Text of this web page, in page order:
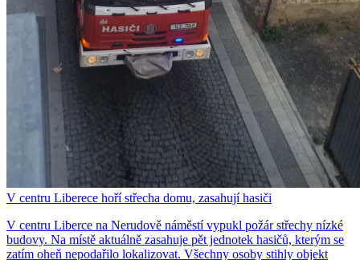
V centru Liberece hoří střecha domu, zasahují hasiči
V centru Liberce na Nerudově náměstí vypukl požár střechy nízké
budovy. Na místě aktuálně zasahuje pět jednotek hasičů, kterým se
zatím oheň nepodařilo lokalizovat. Všechny osoby stihly objekt